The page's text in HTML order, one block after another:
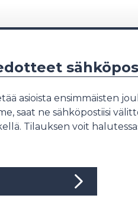
asioista ensimmäisten
saat ne sähköpostiisi
Tilauksen voit